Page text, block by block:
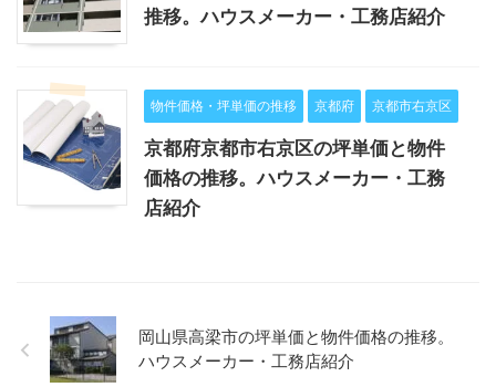
推移。ハウスメーカー・工務店紹介
物件価格・坪単価の推移 京都府 京都市右京区
京都府京都市右京区の坪単価と物件
価格の推移。ハウスメーカー・工務
店紹介
岡山県高梁市の坪単価と物件価格の推移。
ハウスメーカー・工務店紹介